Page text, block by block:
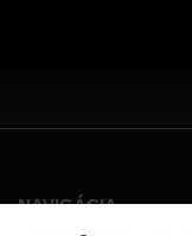
Mapa
NAVIGÁCIA